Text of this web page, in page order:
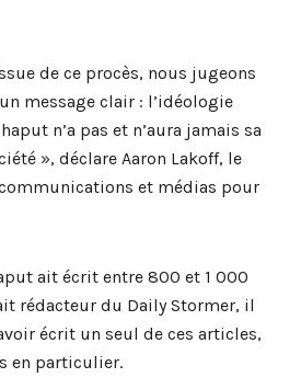
de ce procès, nous jugeons
message clair : l’idéologie
n’a pas et n’aura jamais sa
», déclare Aaron Lakoff, le
et médias pour
ait écrit entre 800 et 1 000
rédacteur du Daily Stormer, il
écrit un seul de ces articles,
en particulier.